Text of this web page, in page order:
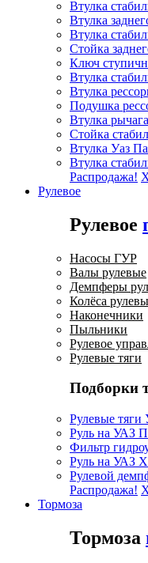
Втулка
Втулка
Втулка
Стойка
Ключ
Втулка
Втулка
Подушка
Втулка
Стойка
Втулка Уаз
Втулка
Распродажа!
Рулевое
Рулевое
Насосы ГУР
Валы рулевые
Демпферы
Колёса
Наконечники
Пыльники
Рулевое
Рулевые тяги
Подборки
Рулевые
Руль на УАЗ
Фильтр
Руль на УАЗ
Рулевой
Распродажа!
Тормоза
Тормоза